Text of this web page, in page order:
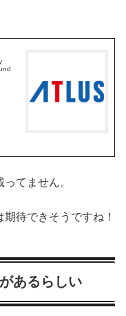
てません。
待できそうですね！
あるらしい